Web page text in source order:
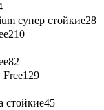
супер стойкие28
210
82
129
стойкие45